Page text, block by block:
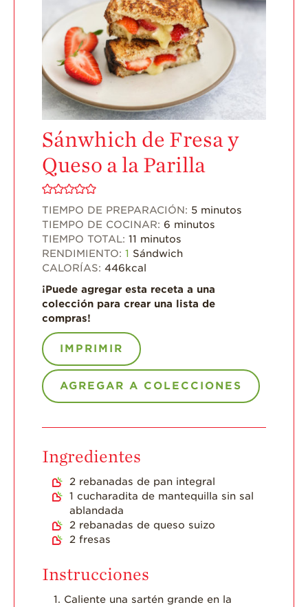
Recetas Festivas
Videos de Recetas
Historias de
Agricultores
Agricultores de
Seguridad de
Fresas y COVID-19
Sánwhich de Fresa y
Queso a la Parilla
TIEMPO DE PREPARACIÓN: 5 minutos
TIEMPO DE COCINAR: 6 minutos
TIEMPO TOTAL: 11 minutos
RENDIMIENTO: 1 Sándwich
CALORÍAS: 446kcal
¡Puede agregar esta receta a una
colección para crear una lista de
compras!
IMPRIMIR
AGREGAR A COLECCIONES
Ingredientes
2 rebanadas de pan integral
1 cucharadita de mantequilla sin sal
ablandada
2 rebanadas de queso suizo
2 fresas
Instrucciones
Caliente una sartén grande en la